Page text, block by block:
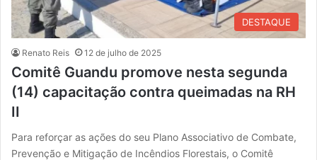
DESTAQUE
Renato Reis 12 de julho de 2025
Comitê Guandu promove nesta segunda
(14) capacitação contra queimadas na RH
II
Para reforçar as ações do seu Plano Associativo de Combate,
Prevenção e Mitigação de Incêndios Florestais, o Comitê